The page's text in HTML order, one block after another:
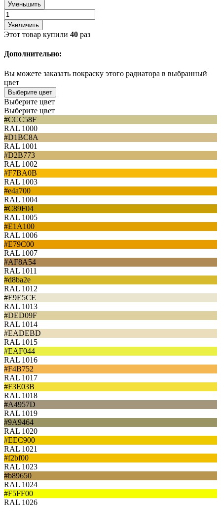
Уменьшить
Увеличить
Этот товар купили 40 раз
Дополнительно:
Вы можете заказать покраску этого радиатора в выбранный
цвет
Выберите цвет
Выберите цвет
Выберите цвет
#CCC58F
RAL 1000
#D1BC8A
RAL 1001
#D2B773
RAL 1002
#F7BA0B
RAL 1003
#e4a700
RAL 1004
#C89F04
RAL 1005
#E1A100
RAL 1006
#E79C00
RAL 1007
#AF8A54
RAL 1011
#d8ba2e
RAL 1012
#E9E5CE
RAL 1013
#DED09F
RAL 1014
#EADEBD
RAL 1015
#EAF044
RAL 1016
#F4B752
RAL 1017
#F3E03B
RAL 1018
#A4957D
RAL 1019
#9A9464
RAL 1020
#EEC900
RAL 1021
#f2bf00
RAL 1023
#b89650
RAL 1024
#F5FF00
RAL 1026